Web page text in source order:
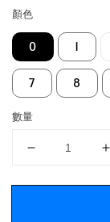
顏色
0 1
7 8
數量